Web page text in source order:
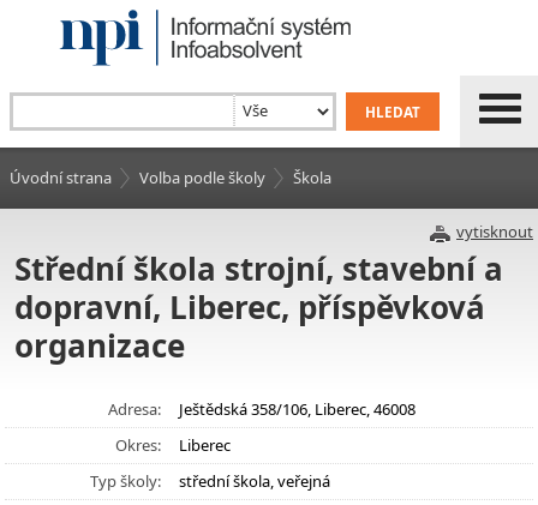
Úvodní strana Volba podle školy Škola
vytisknout
Střední škola strojní, stavební a
dopravní, Liberec, příspěvková
organizace
Adresa:
Ještědská 358/106, Liberec, 46008
Okres:
Liberec
Typ školy:
střední škola, veřejná